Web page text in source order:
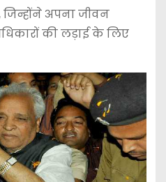
जिन्होंने अपना जीवन
की लड़ाई के लिए